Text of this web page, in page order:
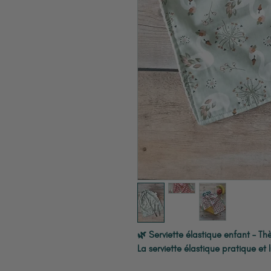
🌿 Serviette élastique enfant –
La serviette élastique pratique